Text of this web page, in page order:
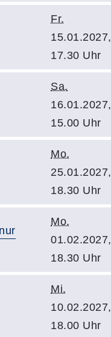
Fr.
15.01.2027,
17.30 Uhr
Sa.
16.01.2027,
15.00 Uhr
Mo.
25.01.2027,
18.30 Uhr
Mo.
01.02.2027,
18.30 Uhr
Mi.
10.02.2027,
18.00 Uhr